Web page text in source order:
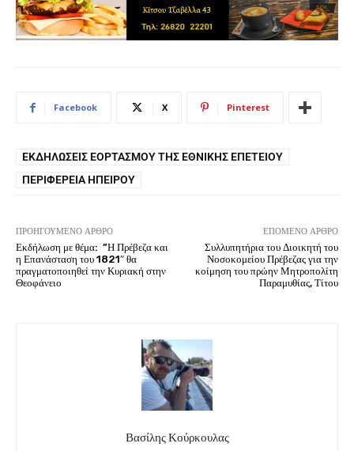
Facebook X Pinterest
ΕΚΔΗΛΏΣΕΙΣ ΕΟΡΤΑΣΜΟΎ ΤΗΣ ΕΘΝΙΚΉΣ ΕΠΕΤΕΊΟΥ
ΠΕΡΙΦΈΡΕΙΑ ΗΠΕΊΡΟΥ
ΠΡΟΗΓΟΎΜΕΝΟ ΆΡΘΡΟ
Εκδήλωση με θέμα: ”Η Πρέβεζα και
η Επανάσταση του 1821″ θα
πραγματοποιηθεί την Κυριακή στην
Θεοφάνειο
ΕΠΌΜΕΝΟ ΆΡΘΡΟ
Συλλυπητήρια του Διοικητή του
Νοσοκομείου Πρέβεζας για την
κοίμηση του πρώην Μητροπολίτη
Παραμυθίας, Τίτου
Βασίλης Κούρκουλας